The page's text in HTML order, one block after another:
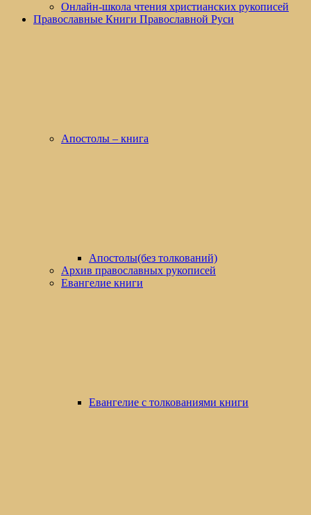
Онлайн-школа чтения христианских рукописей
Православные Книги Православной Руси
Апостолы – книга
Апостолы(без толкований)
Архив православных рукописей
Евангелие книги
Евангелие с толкованиями книги